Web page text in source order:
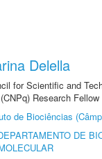
Delella
for Scientific and
Research
de Biociências
DE